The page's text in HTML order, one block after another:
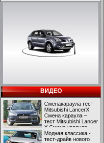
ВИДЕО
Сменакараула тест
Mitsubishi LancerX
Смена караула –
тест Mitsubishi Lancer
X Смена караула –
тест Mitsubishi Lancer
X
Модная классика -
тест-драйв нового